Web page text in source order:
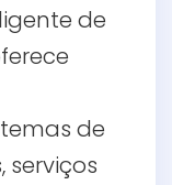
de
de